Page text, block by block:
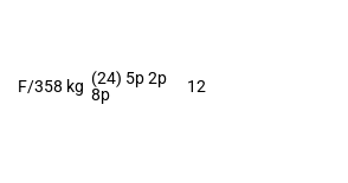
F/358 kg (24) 5p 2p
8p
12